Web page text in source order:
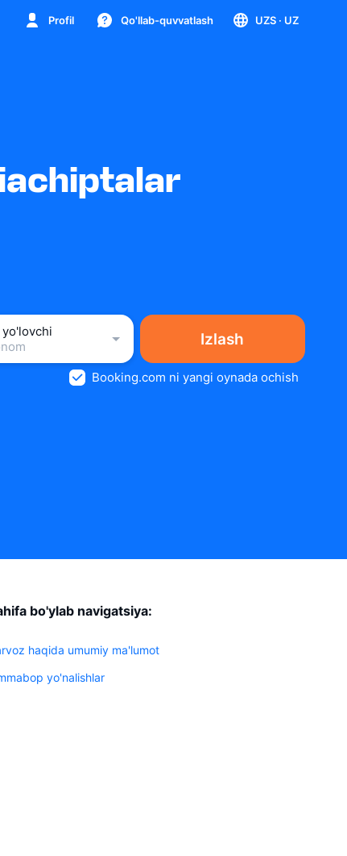
Profil Qo'llab-quvvatlash UZS · UZ
yo'lovchi
Izlash
Booking.com ni yangi oynada ochish
bo'ylab navigatsiya:
haqida umumiy ma'lumot
yo'nalishlar